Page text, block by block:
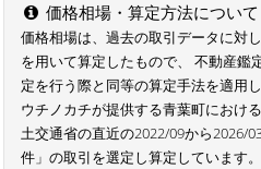
価格相場・算定方法について
価格相場は、過去の取引データに対
を用いて算定したもので、 不動産鑑
定を行う際と同等の算定手法を適用し
ウチノカチが提供する青葉町におけ
土交通省の直近の2022/09から2026/
件」の取引を選定し算定しています。